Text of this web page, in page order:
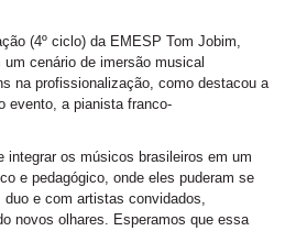
(4º ciclo) da EMESP Tom Jobim,
cenário de imersão musical
na profissionalização, como destacou a
evento, a pianista franco-
integrar os músicos brasileiros em um
e pedagógico, onde eles puderam se
e com artistas convidados,
novos olhares. Esperamos que essa